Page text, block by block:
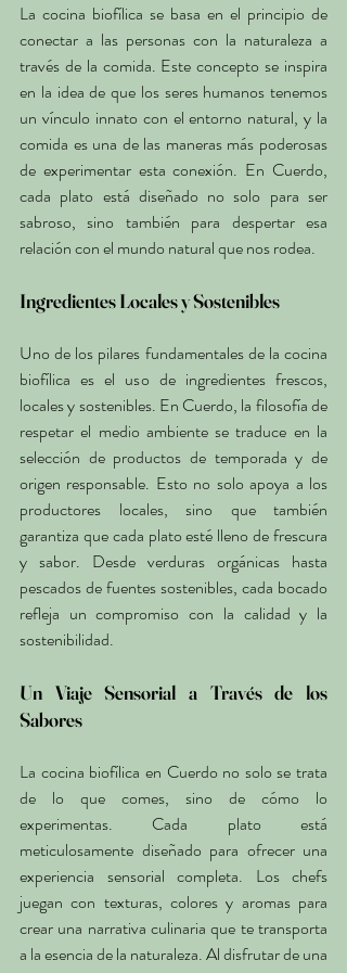
La cocina biofílica se basa en el principio de
conectar a las personas con la naturaleza a
través de la comida. Este concepto se inspira
en la idea de que los seres humanos tenemos
un vínculo innato con el entorno natural, y la
comida es una de las maneras más poderosas
de experimentar esta conexión. En Cuerdo,
cada plato está diseñado no solo para ser
sabroso, sino también para despertar esa
relación con el mundo natural que nos rodea.
Ingredientes Locales y Sostenibles
Uno de los pilares fundamentales de la cocina
biofílica es el uso de ingredientes frescos,
locales y sostenibles. En Cuerdo, la filosofía de
respetar el medio ambiente se traduce en la
selección de productos de temporada y de
origen responsable. Esto no solo apoya a los
productores locales, sino que también
garantiza que cada plato esté lleno de frescura
y sabor. Desde verduras orgánicas hasta
pescados de fuentes sostenibles, cada bocado
refleja un compromiso con la calidad y la
sostenibilidad.
Un Viaje Sensorial a Través de los
Sabores
La cocina biofílica en Cuerdo no solo se trata
de lo que comes, sino de cómo lo
experimentas. Cada plato está
meticulosamente diseñado para ofrecer una
experiencia sensorial completa. Los chefs
juegan con texturas, colores y aromas para
crear una narrativa culinaria que te transporta
a la esencia de la naturaleza. Al disfrutar de una